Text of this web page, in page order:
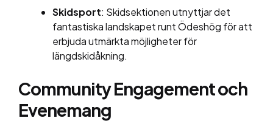
Skidsport: Skidsektionen utnyttjar det
fantastiska landskapet runt Ödeshög för att
erbjuda utmärkta möjligheter för
längdskidåkning.
Community Engagement och
Evenemang